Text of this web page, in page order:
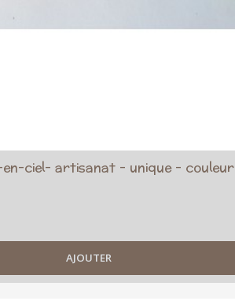
ciel- artisanat - unique - couleur
AJOUTER